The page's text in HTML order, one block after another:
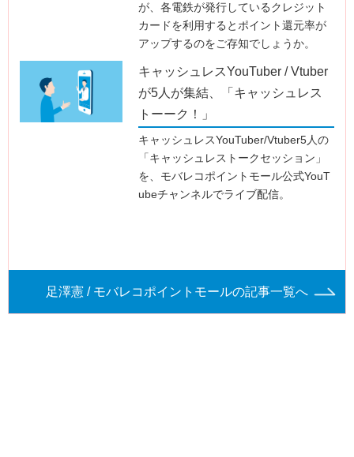
が、各電鉄が発行しているクレジット
カードを利用するとポイント還元率が
アップするのをご存知でしょうか。
キャッシュレスYouTuber / Vtuber
が5人が集結、「キャッシュレス
トーーク！」
キャッシュレスYouTuber/Vtuber5人の
「キャッシュレストークセッション」
を、モバレコポイントモール公式YouT
ubeチャンネルでライブ配信。
足澤憲 / モバレコポイントモールの記事一覧へ